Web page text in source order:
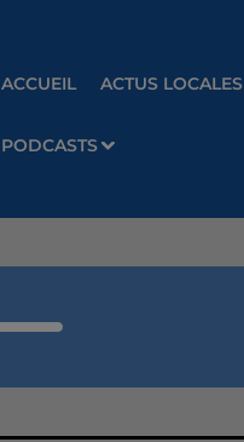
ACCUEIL ACTUS LOCALES
PODCASTS